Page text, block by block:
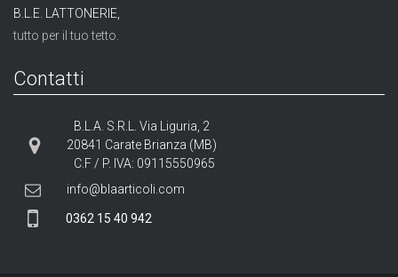
B.L.E. LATTONERIE,
tutto per il tuo tetto.
Contatti
B.L.A. S.R.L. Via Liguria, 2
20841 Carate Brianza (MB)
C.F / P. IVA: 09115550965
info@blaarticoli.com
0362 15 40 942